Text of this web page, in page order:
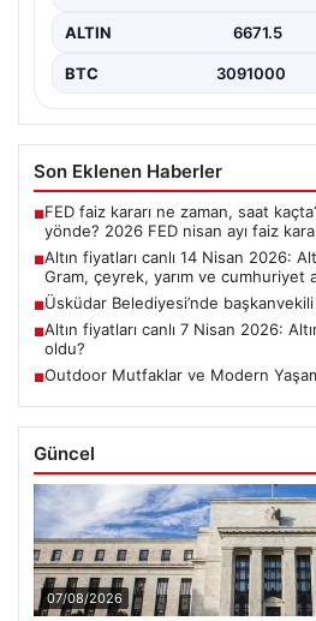
ALTIN 6671.5
BTC 3091000
Son Eklenen Haberler
■FED faiz kararı ne zaman, saat
yönde? 2026 FED nisan ayı faiz
■Altın fiyatları canlı 14 Nisan 2026:
Gram, çeyrek, yarım ve cumhuriyet
■Üsküdar Belediyesi’nde
■Altın fiyatları canlı 7 Nisan 2026:
oldu?
■Outdoor Mutfaklar ve Modern
Güncel
07/08/2026